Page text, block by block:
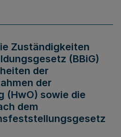
Zuständigkeiten
(BBiG)
der
der
(HwO) sowie die
dem